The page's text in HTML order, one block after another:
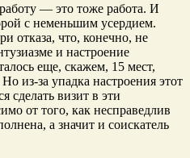
— это тоже работа. И
с неменьшим усердием.
отказа, что, конечно, не
и настроение
еще, скажем, 15 мест,
из-за упадка настроения этот
сделать визит в эти
от того, как несправедлив
а значит и соискатель